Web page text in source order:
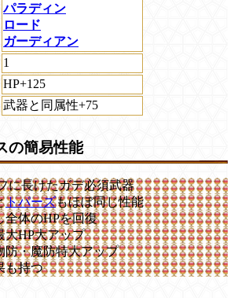
パラディン
ロード
ガーディアン
1
HP+125
武器と同属性+75
の簡易性能
に長けたガデ必須武器
トパーズもほぼ同じ性能
全体のHPを回復
大HP大アップ
防・魔防特大アップ
も持つ